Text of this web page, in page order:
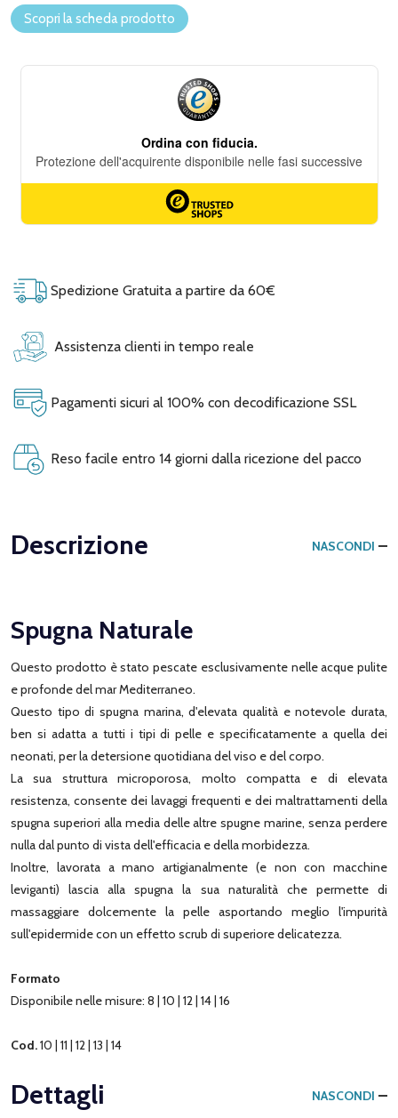
Scopri la scheda prodotto
Spedizione Gratuita a partire da 60€
Assistenza clienti in tempo reale
Pagamenti sicuri al 100% con decodificazione SSL
Reso facile entro 14 giorni dalla ricezione del pacco
Descrizione NASCONDI
Spugna Naturale
Questo prodotto è stato pescate esclusivamente nelle acque pulite
e profonde del mar Mediterraneo.
Questo tipo di spugna marina, d'elevata qualità e notevole durata,
ben si adatta a tutti i tipi di pelle e specificatamente a quella dei
neonati, per la detersione quotidiana del viso e del corpo.
La sua struttura microporosa, molto compatta e di elevata
resistenza, consente dei lavaggi frequenti e dei maltrattamenti della
spugna superiori alla media delle altre spugne marine, senza perdere
nulla dal punto di vista dell'efficacia e della morbidezza.
Inoltre, lavorata a mano artigianalmente (e non con macchine
leviganti) lascia alla spugna la sua naturalità che permette di
massaggiare dolcemente la pelle asportando meglio l'impurità
sull'epidermide con un effetto scrub di superiore delicatezza.
Formato
Disponibile nelle misure: 8 | 10 | 12 | 14 | 16
Cod.10 | 11 | 12 | 13 | 14
Dettagli NASCONDI